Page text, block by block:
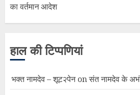
का वर्तमान आदेश
हाल की टिप्पणियां
भक्त नामदेव – शूट२पेनonसंत नामदेव के